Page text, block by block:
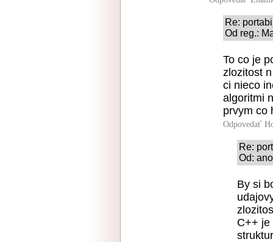
Re:
Od reg.:
To co je
zlozitost
ci nieco
algoritmi
prvym co
Odpovedať
Re:
Od:
By si
C++ je